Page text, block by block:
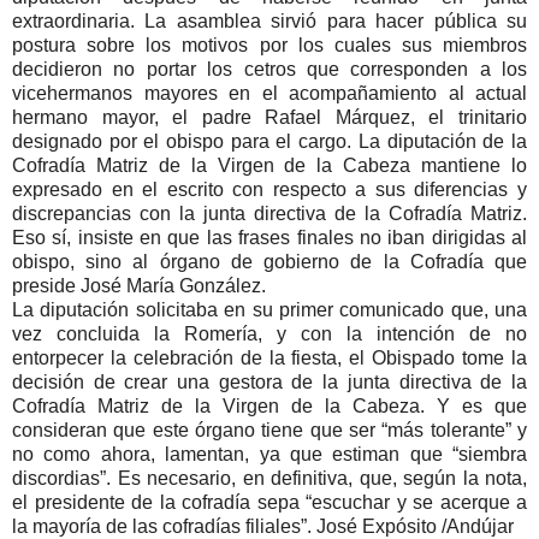
extraordinaria. La asamblea sirvió para hacer pública su
postura sobre los motivos por los cuales sus miembros
decidieron no portar los cetros que corresponden a los
vicehermanos mayores en el acompañamiento al actual
hermano mayor, el padre Rafael Márquez, el trinitario
designado por el obispo para el cargo. La diputación de la
Cofradía Matriz de la Virgen de la Cabeza mantiene lo
expresado en el escrito con respecto a sus diferencias y
discrepancias con la junta directiva de la Cofradía Matriz.
Eso sí, insiste en que las frases finales no iban dirigidas al
obispo, sino al órgano de gobierno de la Cofradía que
preside José María González.
La diputación solicitaba en su primer comunicado que, una
vez concluida la Romería, y con la intención de no
entorpecer la celebración de la fiesta, el Obispado tome la
decisión de crear una gestora de la junta directiva de la
Cofradía Matriz de la Virgen de la Cabeza. Y es que
consideran que este órgano tiene que ser “más tolerante” y
no como ahora, lamentan, ya que estiman que “siembra
discordias”. Es necesario, en definitiva, que, según la nota,
el presidente de la cofradía sepa “escuchar y se acerque a
la mayoría de las cofradías filiales”. José Expósito /Andújar